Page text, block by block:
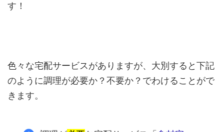
す！
色々な宅配サービスがありますが、大別すると下記
のように調理が必要か？不要か？でわけることがで
きます。